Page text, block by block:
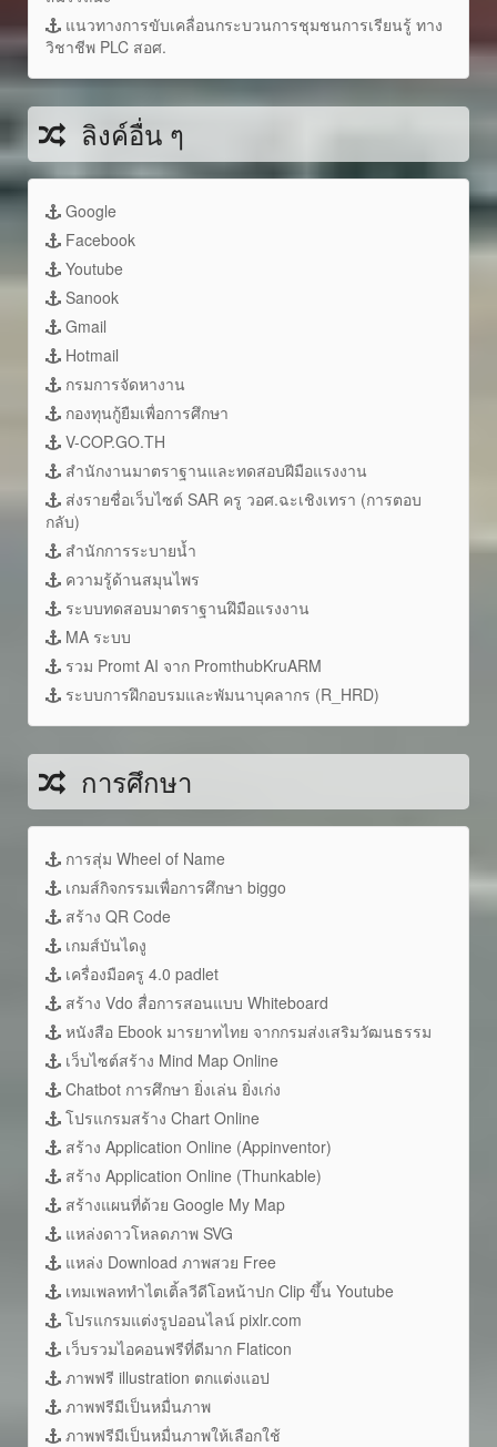
แนวทางการขับเคลื่อนกระบวนการชุมชนการเรียนรู้ ทาง
วิชาชีพ PLC สอศ.
ลิงค์อื่น ๆ
Google
Facebook
Youtube
Sanook
Gmail
Hotmail
กรมการจัดหางาน
กองทุนกู้ยืมเพื่อการศึกษา
V-COP.GO.TH
สำนักงานมาตราฐานและทดสอบฝีมือแรงงาน
ส่งรายชื่อเว็บไซต์ SAR ครู วอศ.ฉะเชิงเทรา (การตอบ
กลับ)
สำนักการระบายน้ำ
ความรู้ด้านสมุนไพร
ระบบทดสอบมาตราฐานฝึมือแรงงาน
MA ระบบ
รวม Promt AI จาก PromthubKruARM
ระบบการฝึกอบรมและพัมนาบุคลากร (R_HRD)
การศึกษา
การสุ่ม Wheel of Name
เกมส์กิจกรรมเพื่อการศึกษา biggo
สร้าง QR Code
เกมส์บันไดงู
เครื่องมือครู 4.0 padlet
สร้าง Vdo สื่อการสอนแบบ Whiteboard
หนังสือ Ebook มารยาทไทย จากกรมส่งเสริมวัฒนธรรม
เว็บไซต์สร้าง Mind Map Online
Chatbot การศึกษา ยิ่งเล่น ยิ่งเก่ง
โปรแกรมสร้าง Chart Online
สร้าง Application Online (Appinventor)
สร้าง Application Online (Thunkable)
สร้างแผนที่ด้วย Google My Map
แหล่งดาวโหลดภาพ SVG
แหล่ง Download ภาพสวย Free
เทมเพลททำไตเติ้ลวีดีโอหน้าปก Clip ขึ้น Youtube
โปรแกรมแต่งรูปออนไลน์ pixlr.com
เว็บรวมไอคอนฟรีที่ดีมาก Flaticon
ภาพฟรี illustration ตกแต่งแอป
ภาพฟรีมีเป็นหมื่นภาพ
ภาพฟรีมีเป็นหมื่นภาพให้เลือกใช้